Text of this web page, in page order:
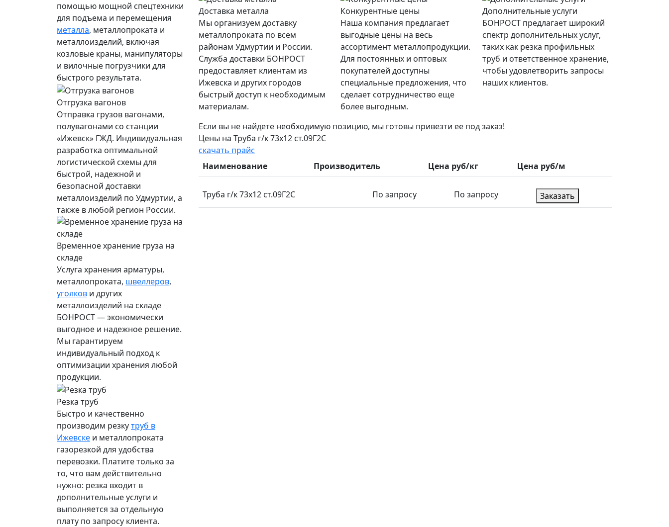
помощью мощной спецтехники
для подъема и перемещения
металла, металлопроката и
металлоизделий, включая
козловые краны, манипуляторы
и вилочные погрузчики для
быстрого результата.
Отгрузка вагонов
Отправка грузов вагонами,
полувагонами со станции
«Ижевск» ГЖД. Индивидуальная
разработка оптимальной
логистической схемы для
быстрой, надежной и
безопасной доставки
металлоизделий по Удмуртии, а
также в любой регион России.
Временное хранение груза на
складе
Услуга хранения арматуры,
металлопроката, швеллеров,
уголков и других
металлоизделий на складе
БОНРОСТ — экономически
выгодное и надежное решение.
Мы гарантируем
индивидуальный подход к
оптимизации хранения любой
продукции.
Резка труб
Быстро и качественно
производим резкутруб в
Ижевске и металлопроката
газорезкой для удобства
перевозки. Платите только за
то, что вам действительно
нужно: резка входит в
дополнительные услуги и
выполняется за отдельную
плату по запросу клиента.
Доставка металла
Мы организуем доставку
металлопроката по всем
районам Удмуртии и России.
Служба доставки БОНРОСТ
предоставляет клиентам из
Ижевска и других городов
быстрый доступ к необходимым
материалам.
Конкурентные цены
Наша компания предлагает
выгодные цены на весь
ассортимент металлопродукции.
Для постоянных и оптовых
покупателей доступны
специальные предложения, что
сделает сотрудничество еще
более выгодным.
Дополнительные услуги
БОНРОСТ предлагает широкий
спектр дополнительных услуг,
таких как резка профильных
труб и ответственное хранение,
чтобы удовлетворить запросы
наших клиентов.
Если вы не найдете необходимую позицию, мы готовы привезти ее под заказ!
Цены на Труба г/к 73х12 ст.09Г2С
скачать прайс
Наименование
Производитель Цена руб/кг Цена руб/м
Труба г/к 73х12 ст.09Г2С По запросу По запросу Заказать